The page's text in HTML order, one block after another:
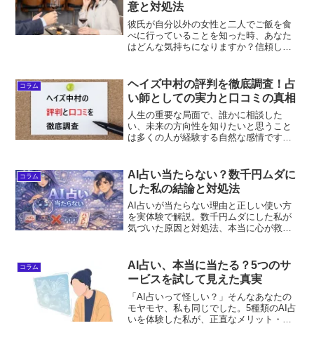
意と対処法
彼氏が自分以外の女性と二人でご飯を食
べに行っていることを知った時、あなた
はどんな気持ちになりますか？信頼して
情に襲われるのは当然のことです。現代
では、このような恋愛...
コラム
ヘイズ中村の評判を徹底調査！占
い師としての実力と口コミの真相
人生の重要な局面で、誰かに相談した
い、未来の方向性を知りたいと思うこと
は多くの人が経験する自然な感情です。
り、気軽に専門家のアドバイスを受けら
れる環境が整ってきました。「...
コラム
AI占い当たらない？数千円ムダに
した私の結論と対処法
AI占いが当たらない理由と正しい使い方
を実体験で解説。数千円ムダにした私が
気づいた原因と対処法、本当に心が救わ
コラム
AI占い、本当に当たる？5つのサ
ービスを試して見えた真実
「AI占いって怪しい？」そんなあなたの
モヤモヤ、私も同じでした。5種類のAI占
いを体験した私が、正直なメリット・デ